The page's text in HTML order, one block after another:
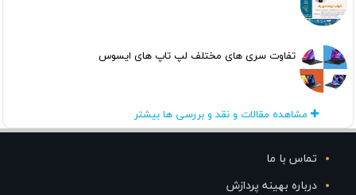
تفاوت سری های مختلف لپ تاپ های ایسوس
مشاهده مقالات و نقد و بررسی ها بیشتر
تماس با ما
درباره بهینه پردازش